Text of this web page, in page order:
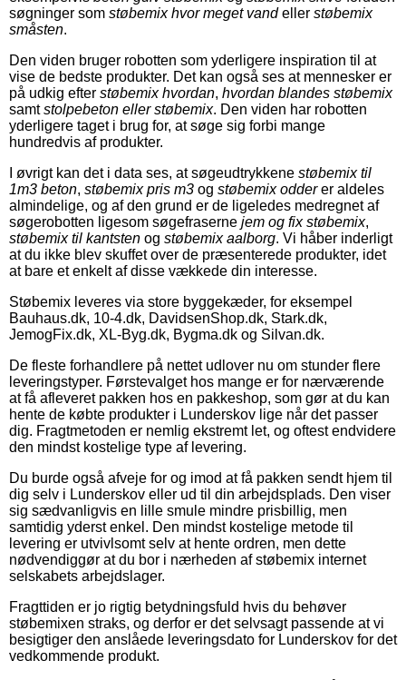
søgninger som støbemix hvor meget vandeller støbemix
småsten.
Den viden bruger robotten som yderligere inspiration til at
vise de bedste produkter. Det kan også ses at mennesker er
på udkig efter støbemix hvordan, hvordan blandes støbemix
samtstolpebeton eller støbemix. Den viden har robotten
yderligere taget i brug for, at søge sig forbi mange
hundredvis af produkter.
I øvrigt kan det i data ses, at søgeudtrykkene støbemix til
1m3 beton, støbemix pris m3 og støbemix odderer aldeles
almindelige, og af den grund er de ligeledes medregnet af
søgerobotten ligesom søgefraserne jem og fix støbemix,
støbemix til kantsten og støbemix aalborg. Vi håber inderligt
at du ikke blev skuffet over de præsenterede produkter, idet
at bare et enkelt af disse vækkede din interesse.
Støbemix leveres via store byggekæder, for eksempel
Bauhaus.dk, 10-4.dk, DavidsenShop.dk, Stark.dk,
JemogFix.dk, XL-Byg.dk, Bygma.dk og Silvan.dk.
De fleste forhandlere på nettet udlover nu om stunder flere
leveringstyper. Førstevalget hos mange er for nærværende
at få afleveret pakken hos en pakkeshop, som gør at du kan
hente de købte produkter i Lunderskov lige når det passer
dig. Fragtmetoden er nemlig ekstremt let, og oftest endvidere
den mindst kostelige type af levering.
Du burde også afveje for og imod at få pakken sendt hjem til
dig selv i Lunderskov eller ud til din arbejdsplads. Den viser
sig sædvanligvis en lille smule mindre prisbillig, men
samtidig yderst enkel. Den mindst kostelige metode til
levering er utvivlsomt selv at hente ordren, men dette
nødvendiggør at du bor i nærheden af støbemix internet
selskabets arbejdslager.
Fragttiden er jo rigtig betydningsfuld hvis du behøver
støbemixen straks, og derfor er det selvsagt passende at vi
besigtiger den anslåede leveringsdato for Lunderskov for det
vedkommende produkt.